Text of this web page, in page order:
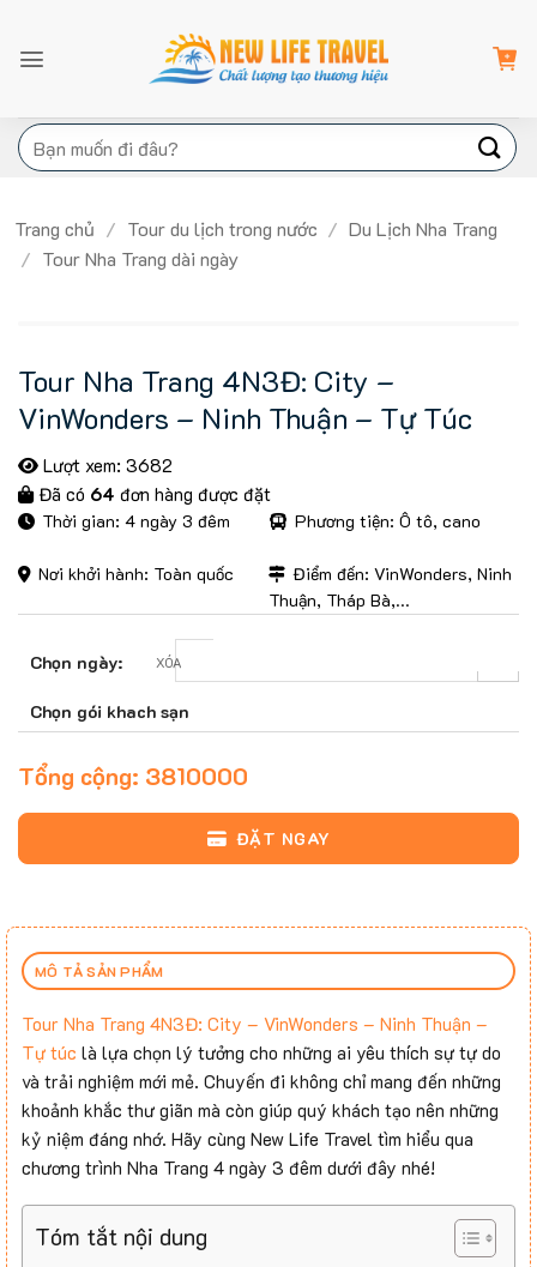
nội
Tìm
kiếm:
Trang chủ / Tour du lịch trong nước / Du Lịch Nha Trang
/ Tour Nha Trang dài ngày
Tour Nha Trang 4N3Đ: City –
VinWonders – Ninh Thuận – Tự Túc
Lượt xem: 3682
Đã có 64 đơn hàng được đặt
Thời gian: 4 ngày 3 đêm Phương tiện: Ô tô, cano
Nơi khởi hành: Toàn quốc
Điểm đến: VinWonders, Ninh
Thuận, Tháp Bà,...
Chọn ngày:
Chọn gói khach sạn
XÓA
Tổng cộng: 3810000
ĐẶT NGAY
MÔ TẢ SẢN PHẨM
Tour Nha Trang 4N3Đ: City – VinWonders – Ninh Thuận –
Tự túc là lựa chọn lý tưởng cho những ai yêu thích sự tự do
và trải nghiệm mới mẻ. Chuyến đi không chỉ mang đến những
khoảnh khắc thư giãn mà còn giúp quý khách tạo nên những
kỷ niệm đáng nhớ. Hãy cùng New Life Travel tìm hiểu qua
chương trình Nha Trang 4 ngày 3 đêm dưới đây nhé!
Tóm tắt nội dung